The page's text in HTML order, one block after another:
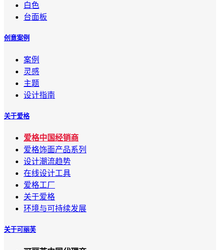
白色
台面板
创意案例
案例
灵感
主题
设计指南
关于爱格
爱格中国经销商
爱格饰面产品系列
设计潮流趋势
在线设计工具
爱格工厂
关于爱格
环境与可持续发展
关于可丽芙